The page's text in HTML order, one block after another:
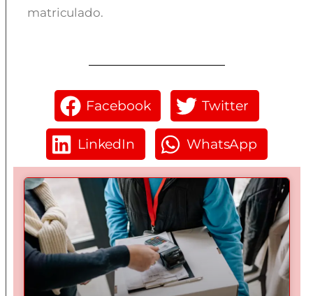
matriculado.
Facebook Twitter
LinkedIn WhatsApp